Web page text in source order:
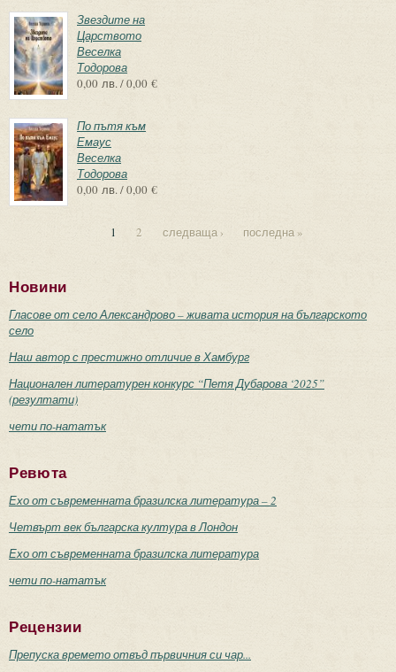
Звездите на
Царството
Веселка
Тодорова
0,00 лв. / 0,00 €
По пътя към
Емаус
Веселка
Тодорова
0,00 лв. / 0,00 €
1 2 следваща › последна »
Новини
Гласове от село Александрово – живата история на българското
село
Наш автор с престижно отличие в Хамбург
Национален литературен конкурс “Петя Дубарова ‘2025”
(резултати)
чети по-нататък
Ревюта
Ехо от съвременната бразилска литература – 2
Четвърт век българска култура в Лондон
Ехо от съвременната бразилска литература
чети по-нататък
Рецензии
Препуска времето отвъд първичния си чар...